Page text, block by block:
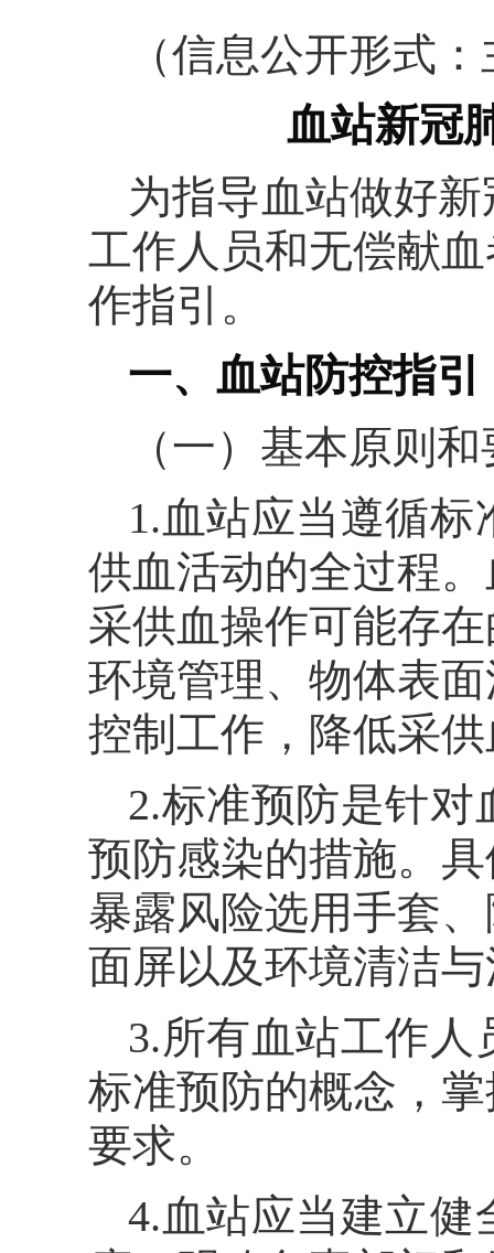
（信息公开形式
血站新冠
为指导血站做好
工作人员和无偿献
作指引。
一、血站防控指引
（一）基本原则
1.血站应当遵循
供血活动的全过程
采供血操作可能存
环境管理、物体表
控制工作，降低采
2.标准预防是针
预防感染的措施。
暴露风险选用手套
面屏以及环境清洁
3.所有血站工作
标准预防的概念，
要求。
4.血站应当建立